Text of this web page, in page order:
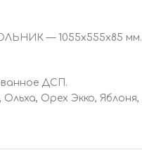
— 1055х555х85 мм.
ДСП.
Орех Экко,